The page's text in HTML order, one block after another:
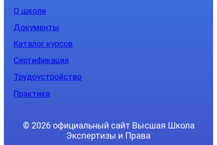
О школе
Документы
Каталог курсов
Сертификация
Трудоустройство
Практика
© 2026 официальный сайт Высшая Школа
Экспертизы и Права